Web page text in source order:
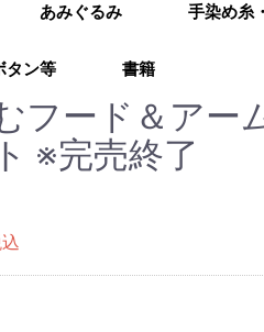
あみぐるみ
エルタデザイン 武
ルキット
なわともこのカメレ
その他 あみぐるみ
手染め糸
タン等 書籍
フード＆アー
※完売終了